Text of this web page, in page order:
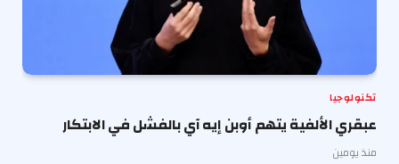
تكنولوجيا
عبقري الألفية يتهم أوبن إيه آي بالفشل في الابتكار
منذ يومين